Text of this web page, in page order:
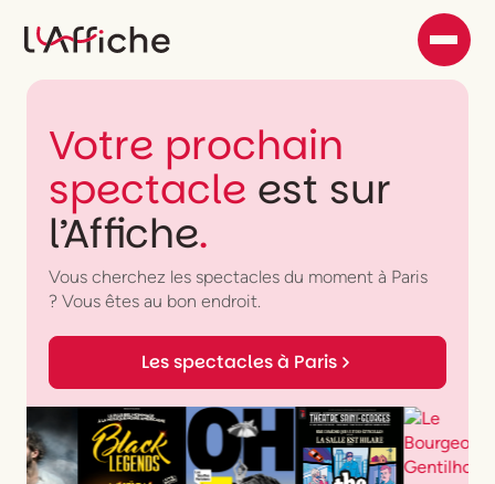
Votre prochain
spectacle est sur
l’Affiche.
Vous cherchez les spectacles du moment à Paris
? Vous êtes au bon endroit.
Les spectacles à Paris